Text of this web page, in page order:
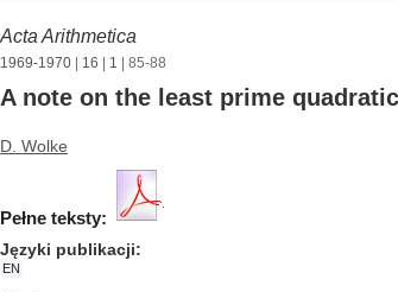
Acta Arithmetica
1969-1970 16 1 | 85-88
A note on the least prime
D. Wolke
Pełne teksty:
Języki publikacji
EN